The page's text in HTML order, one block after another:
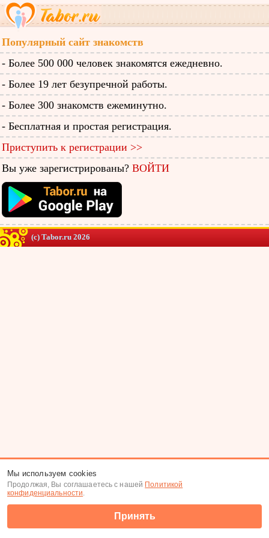
Популярный сайт знакомств
- Более 500 000 человек знакомятся ежедневно.
- Более 19 лет безупречной работы.
- Более 300 знакомств ежеминутно.
- Бесплатная и простая регистрация.
Приступить к регистрации >>
Вы уже зарегистрированы? ВОЙТИ
(c) Tabor.ru 2026
Мы используем cookies
Продолжая, Вы соглашаетесь с нашей Политикой
конфиденциальности.
Принять